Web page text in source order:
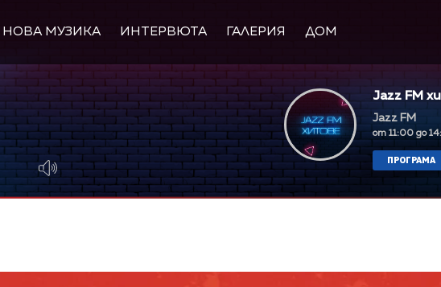
НОВА МУЗИКА ИНТЕРВЮТА ГАЛЕРИЯ ДОМ
Jazz FM
Jazz FM
от 11:00 до
ПРОГРАМА